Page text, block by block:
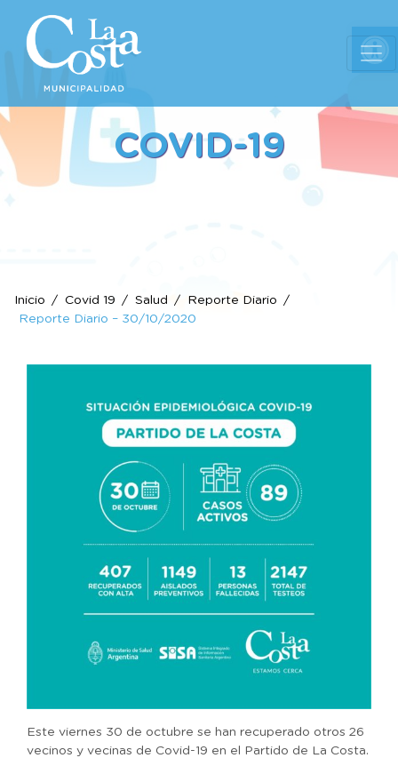
COVID-19
Inicio Covid 19 Salud
Reporte Diario
Reporte Diario – 30/10/2020
Este viernes 30 de octubre se han recuperado otros 26
vecinos y vecinas de Covid-19 en el Partido de La Costa.